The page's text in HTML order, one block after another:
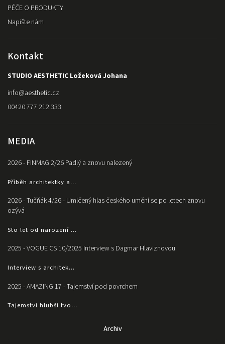
PÉČE O PRODUKTY
Napište nám
Kontakt
STUDIO AESTHETIC Ložeková Johana
info@aesthetic.cz
00420 777 212 333
MEDIA
2026 - FINMAG 2/26 Padlý a znovu nalezený
Příběh architektky a...
2026 - Tučňák 4/26 - Umlčený hlas českého umění se po letech znovu
ozývá
Sto let od narození ...
2025 - VOGUE CS 10/2025 Interview s Dagmar Hlaviznovou
Interview s architek...
2025 - AMAZING 17 - Tajemství pod povrchem
Tajemství hlubší tvo...
Archiv